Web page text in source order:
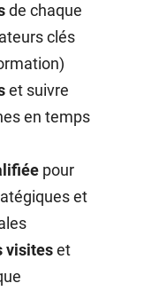
de chaque
clés
et suivre
en temps
pour
et
visiteset